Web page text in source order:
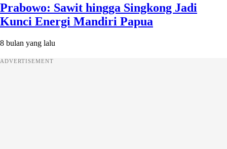
Prabowo: Sawit hingga Singkong Jadi
Kunci Energi Mandiri Papua
8 bulan yang lalu
ADVERTISEMENT